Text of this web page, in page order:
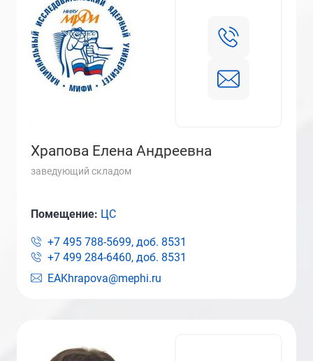
Храпова Елена Андреевна
заведующий складом
EAKhrapova@mephi.ru
Помещение: ЦС
+7 495 788-5699, доб. 8531
+7 499 284-6460, доб. 8531